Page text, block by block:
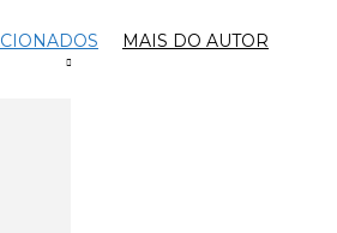
MAIS DO AUTOR